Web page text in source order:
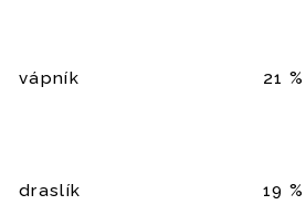
vápník 21 %
draslík 19 %